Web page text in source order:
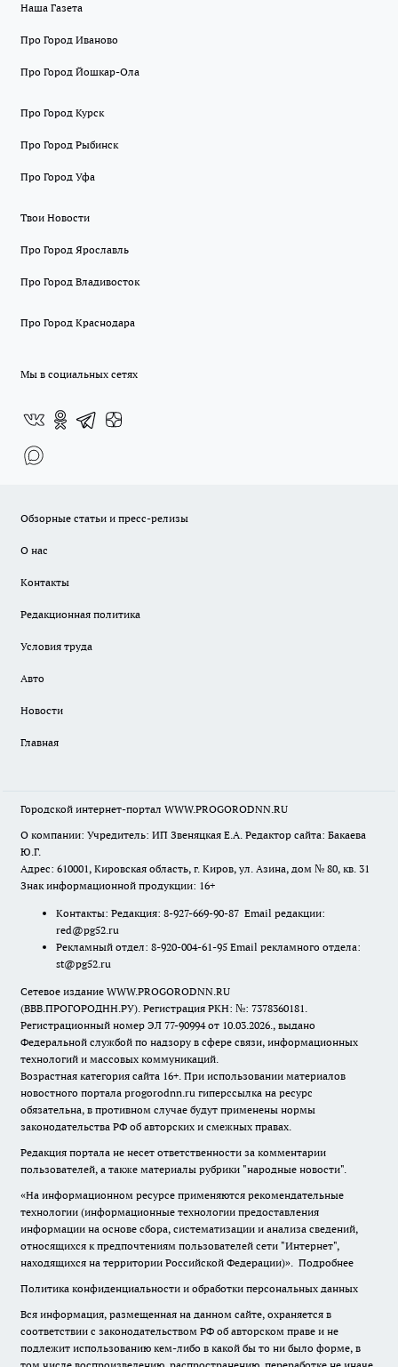
Наша Газета
Про Город Иваново
Про Город Йошкар-Ола
Про Город Курск
Про Город Рыбинск
Про Город Уфа
Твои Новости
Про Город Ярославль
Про Город Владивосток
Про Город Краснодара
Мы в социальных сетях
Обзорные статьи и пресс-релизы
О нас
Контакты
Редакционная политика
Условия труда
Авто
Новости
Главная
Городской интернет-портал WWW.PROGORODNN.RU
О компании: Учредитель: ИП Звеняцкая Е.А. Редактор сайта: Бакаева
Ю.Г.
Адрес: 610001, Кировская область, г. Киров, ул. Азина, дом № 80, кв. 31
Знак информационной продукции: 16+
Контакты: Редакция: 8-927-669-90-87 Email редакции:
red@pg52.ru
Рекламный отдел: 8-920-004-61-95 Email рекламного отдела:
st@pg52.ru
Сетевое издание WWW.PROGORODNN.RU
(ВВВ.ПРОГОРОДНН.РУ). Регистрация РКН: №: 7378360181.
Регистрационный номер ЭЛ 77-90994 от 10.03.2026., выдано
Федеральной службой по надзору в сфере связи, информационных
технологий и массовых коммуникаций.
Возрастная категория сайта 16+. При использовании материалов
новостного портала progorodnn.ru гиперссылка на ресурс
обязательна, в противном случае будут применены нормы
законодательства РФ об авторских и смежных правах.
Редакция портала не несет ответственности за комментарии
пользователей, а также материалы рубрики "народные новости".
«На информационном ресурсе применяются рекомендательные
технологии (информационные технологии предоставления
информации на основе сбора, систематизации и анализа сведений,
относящихся к предпочтениям пользователей сети "Интернет",
находящихся на территории Российской Федерации)». Подробнее
Политика конфиденциальности и обработки персональных данных
Вся информация, размещенная на данном сайте, охраняется в
соответствии с законодательством РФ об авторском праве и не
подлежит использованию кем-либо в какой бы то ни было форме, в